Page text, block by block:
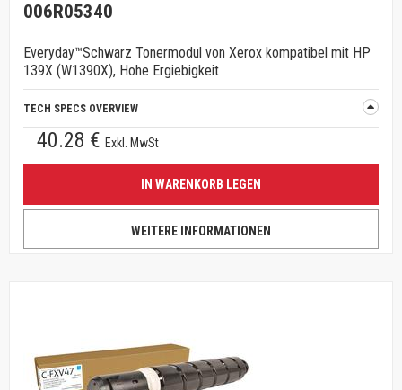
006R05340
Everyday™Schwarz Tonermodul von Xerox kompatibel mit HP
139X (W1390X), Hohe Ergiebigkeit
TECH SPECS OVERVIEW
40.28 € Exkl. MwSt
IN WARENKORB LEGEN
WEITERE INFORMATIONEN